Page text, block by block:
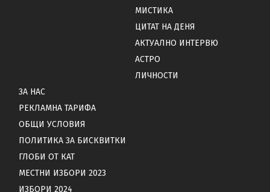
МИСТИКА
ЦИТАТ НА ДЕНЯ
АКТУАЛНО ИНТЕРВЮ
АСТРО
ЛИЧНОСТИ
ЗА НАС
РЕКЛАМНА ТАРИФА
ОБЩИ УСЛОВИЯ
ПОЛИТИКА ЗА БИСКВИТКИ
ГЛОБИ ОТ КАТ
МЕСТНИ ИЗБОРИ 2023
ИЗБОРИ 2024